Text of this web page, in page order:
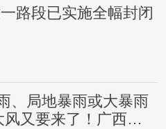
路段已实施全幅封闭
、局地暴雨或大暴雨
风又要来了！广西人